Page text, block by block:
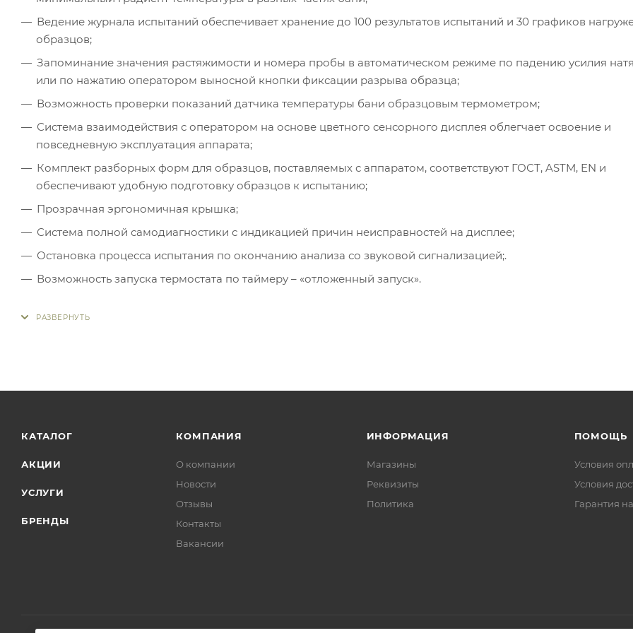
Ведение журнала испытаний обеспечивает хранение до 100 результатов испытаний и 30 графиков
образцов;
Запоминание значения растяжимости и номера пробы в автоматическом режиме по падению усилия
или по нажатию оператором выносной кнопки фиксации разрыва образца;
Возможность проверки показаний датчика температуры бани образцовым термометром;
Система взаимодействия с оператором на основе цветного сенсорного дисплея облегчает освоение и
повседневную эксплуатация аппарата;
Комплект разборных форм для образцов, поставляемых с аппаратом, соответствуют ГОСТ, ASTM, EN и
обеспечивают удобную подготовку образцов к испытанию;
Прозрачная эргономичная крышка;
Система полной самодиагностики с индикацией причин неисправностей на дисплее;
Остановка процесса испытания по окончанию анализа со звуковой сигнализацией;.
Возможность запуска термостата по таймеру – «отложенный запуск».
КАТАЛОГ
АКЦИИ
УСЛУГИ
БРЕНДЫ
КОМПАНИЯ
О компании
Новости
Отзывы
Контакты
Вакансии
ИНФОРМАЦИЯ
Магазины
Реквизиты
Политика
ПОМОЩЬ
Условия
Условия
Гарантия